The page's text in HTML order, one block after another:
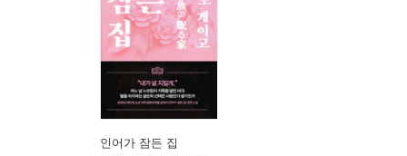
인어가 잠든 집